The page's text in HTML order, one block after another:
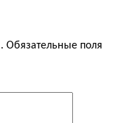
Обязательные поля